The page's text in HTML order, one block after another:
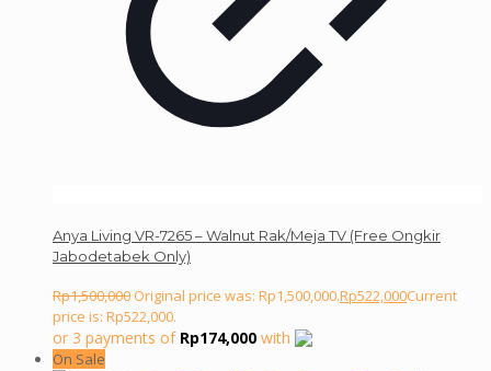
Anya Living VR-7265 – Walnut Rak/Meja TV (Free Ongkir
Jabodetabek Only)
Rp1,500,000 Original price was: Rp1,500,000.Rp522,000Current
price is: Rp522,000.
or 3 payments of Rp174,000 with
On Sale